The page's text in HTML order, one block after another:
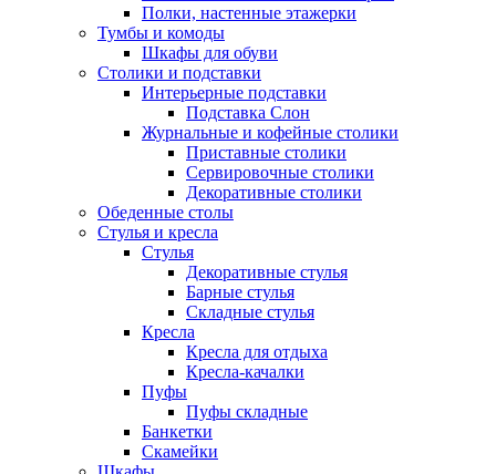
Полки, настенные этажерки
Тумбы и комоды
Шкафы для обуви
Столики и подставки
Интерьерные подставки
Подставка Слон
Журнальные и кофейные столики
Приставные столики
Сервировочные столики
Декоративные столики
Обеденные столы
Стулья и кресла
Стулья
Декоративные стулья
Барные стулья
Складные стулья
Кресла
Кресла для отдыха
Кресла-качалки
Пуфы
Пуфы складные
Банкетки
Скамейки